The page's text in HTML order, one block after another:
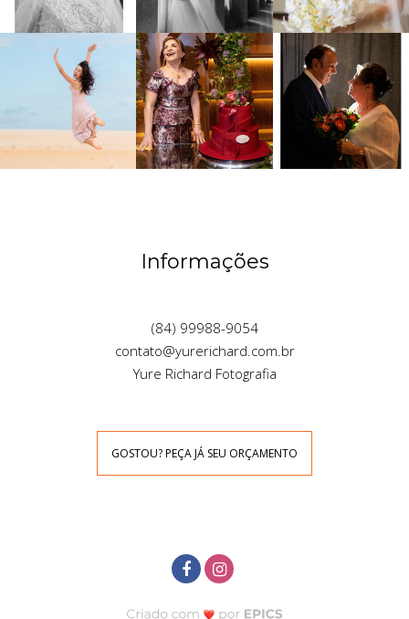
Informações
(84) 99988-9054
contato@yurerichard.com.br
Yure Richard Fotografia
GOSTOU? PEÇA JÁ SEU ORÇAMENTO